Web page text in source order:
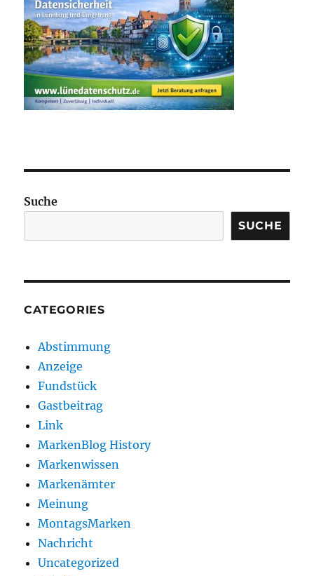
Suche
SUCHE
CATEGORIES
Abstimmung
Anzeige
Fundstück
Gastbeitrag
Link
MarkenBlog History
Markenwissen
Markenämter
Meinung
MontagsMarken
Nachricht
Uncategorized